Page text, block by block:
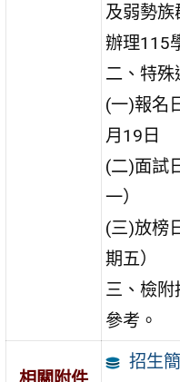
及弱勢
辦理115
二、特殊
(一)報名
月19日
(二)面試
一）
(三)放榜
期五）
三、檢
參考。
招生